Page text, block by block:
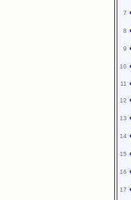
7
8
9
10
11
12
13
14
15
16
17